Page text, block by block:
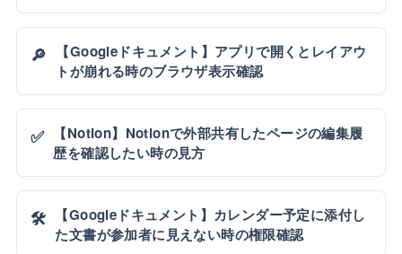
🔎
【Googleドキュメント】アプリで開くとレイアウ
トが崩れる時のブラウザ表示確認
✅
【Notion】Notionで外部共有したページの編集履
歴を確認したい時の見方
🛠️
【Googleドキュメント】カレンダー予定に添付し
た文書が参加者に見えない時の権限確認